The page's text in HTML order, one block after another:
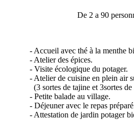
De 2 a 90
- Accueil avec thé à la menthe
- Atelier des épices.
- Visite écologique du potager.
- Atelier de cuisine en plein air
(3 sortes de tajine et 3sortes de
- Petite balade au village.
- Déjeuner avec le repas
- Attestation de jardin potager